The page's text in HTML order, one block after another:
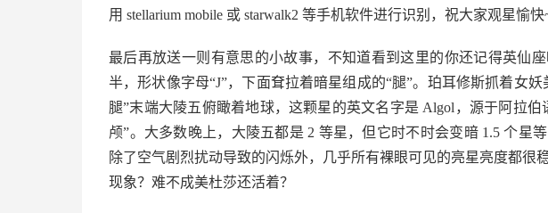
用 stellarium mobile 或 starwalk2 等手机软件进行识别，祝大家观星愉快
最后再放送一则有意思的小故事，不知道看到这里的你还记得英仙
半，形状像字母“J”，下面耷拉着暗星组成的“腿”。珀耳修斯抓着女
腿”末端大陵五俯瞰着地球，这颗星的英文名字是 Algol，源于阿拉伯
颅”。大多数晚上，大陵五都是 2 等星，但它时不时会变暗 1.5 个星
除了空气剧烈扰动导致的闪烁外，几乎所有裸眼可见的亮星亮度都很
现象？难不成美杜莎还活着？